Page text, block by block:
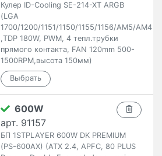
Кулер ID-Cooling SE-214-XT ARGB
(LGA
1700/1200/1151/1150/1155/1156/AM5/AM4
,TDP 180W, PWM, 4 тепл.трубки
прямого контакта, FAN 120mm 500-
1500RPM,высота 150мм)
600W
арт. 91157
БП 1STPLAYER 600W DK PREMIUM
(PS-600AX) (ATX 2.4, APFC, 80 PLUS